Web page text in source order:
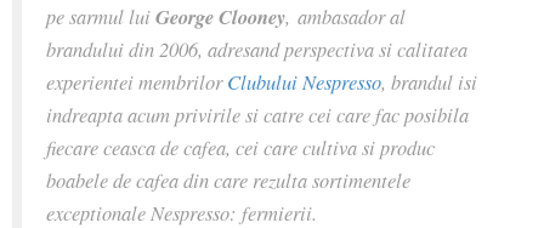
pe sarmul luiGeorge Clooney, ambasador al
brandului din 2006, adresand perspectiva si calitatea
experientei membrilorClubului Nespresso, brandul isi
indreapta acum privirile si catre cei care fac posibila
fiecare ceasca de cafea, cei care cultiva si produc
boabele de cafea din care rezulta sortimentele
exceptionale Nespresso: fermierii.